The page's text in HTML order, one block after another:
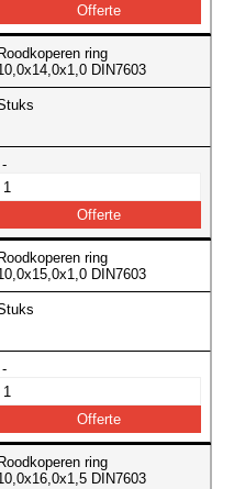
Roodkoperen ring
DIN7603
-
Roodkoperen ring
DIN7603
-
Roodkoperen ring
DIN7603